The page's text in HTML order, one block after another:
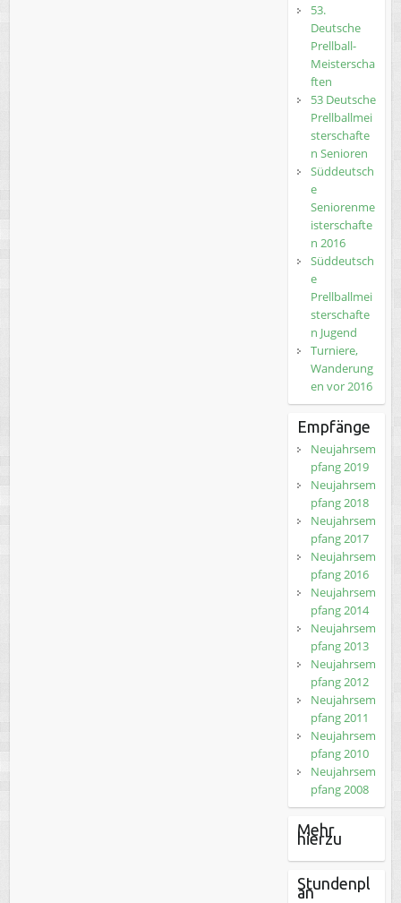
53.
Deutsche
Prellball-
Meisterscha
ften
53 Deutsche
Prellballmei
sterschafte
n Senioren
Süddeutsch
e
Seniorenme
isterschafte
n 2016
Süddeutsch
e
Prellballmei
sterschafte
n Jugend
Turniere,
Wanderung
en vor 2016
Empfänge
Neujahrsem
pfang 2019
Neujahrsem
pfang 2018
Neujahrsem
pfang 2017
Neujahrsem
pfang 2016
Neujahrsem
pfang 2014
Neujahrsem
pfang 2013
Neujahrsem
pfang 2012
Neujahrsem
pfang 2011
Neujahrsem
pfang 2010
Neujahrsem
pfang 2008
Mehr
hierzu
Stundenpl
an